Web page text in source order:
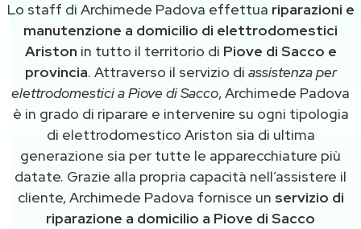
Lo staff di Archimede Padova effettua riparazioni e
manutenzione a domicilio di elettrodomestici
Ariston in tutto il territorio di Piove di Sacco e
provincia. Attraverso il servizio di assistenza per
elettrodomestici a Piove di Sacco, Archimede Padova
è in grado di riparare e intervenire su ogni tipologia
di elettrodomestico Ariston sia di ultima
generazione sia per tutte le apparecchiature più
datate. Grazie alla propria capacità nell’assistere il
cliente, Archimede Padova fornisce un servizio di
riparazione a domicilio a Piove di Sacco